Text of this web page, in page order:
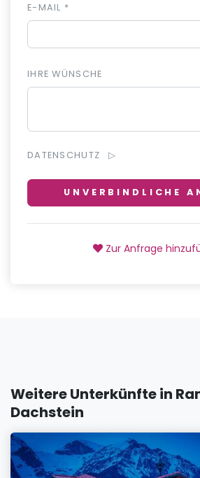
E-MAIL *
IHRE WÜNSCHE
DATENSCHUTZ
UNVERBINDLICHE
Zur Anfrage
Weitere Unterkünfte in
Dachstein